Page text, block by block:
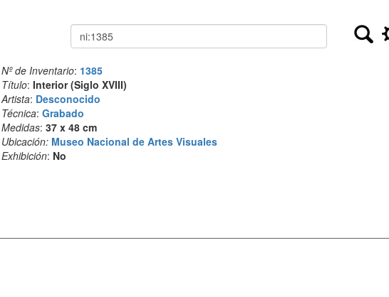
Buscar
Nº de Inventario: 1385
Título: Interior (Siglo XVIII)
Artista: Desconocido
Técnica: Grabado
Medidas: 37 x 48 cm
Ubicación: Museo Nacional de Artes Visuales
Exhibición: No